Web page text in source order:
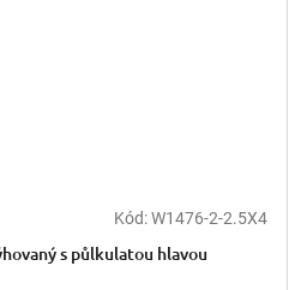
Kód:W1476-2-2.5X4
s půlkulatou hlavou